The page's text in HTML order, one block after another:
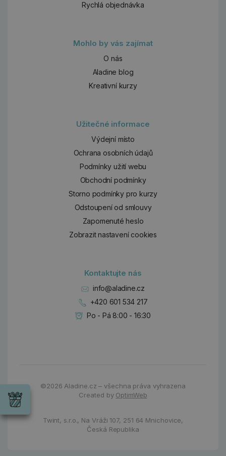
Rychlá objednávka
Mohlo by vás zajímat
O nás
Aladine blog
Kreativní kurzy
Užitečné informace
Výdejní místo
Ochrana osobních údajů
Podmínky užití webu
Obchodní podmínky
Storno podmínky pro kurzy
Odstoupení od smlouvy
Zapomenuté heslo
Zobrazit nastavení cookies
Kontaktujte nás
info@aladine.cz
+420 601 534 217
Po - Pá 8:00 - 16:30
©2026 Aladine.cz – všechna práva vyhrazena
Created by OptimWeb
Twint, s.r.o., Na Vráži 107, 251 64 Mnichovice,
Česká Republika
Wrendale
příležitost
Chci si vybrat